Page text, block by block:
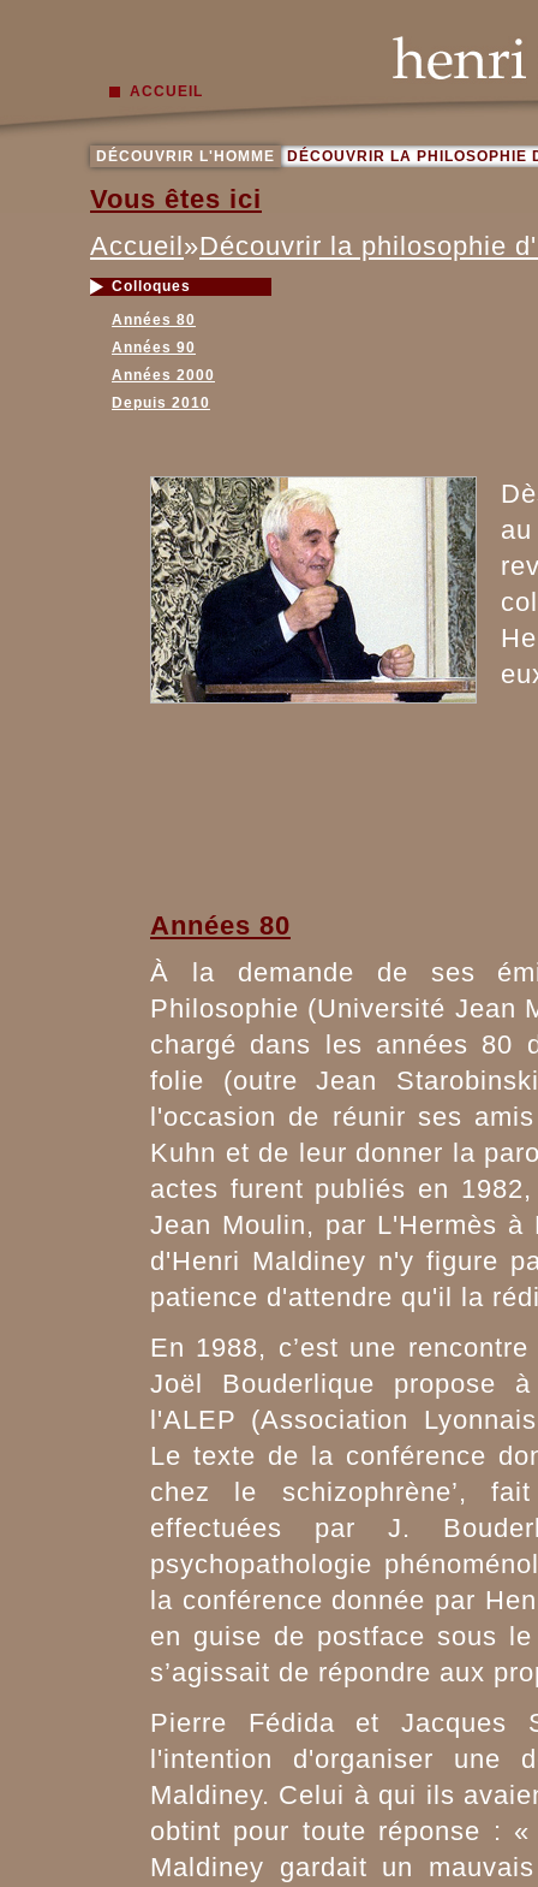
ACCUEIL
DÉCOUVRIR L'HOMME DÉCOUVRIR LA PHILOSOPHIE
Vous êtes ici
Accueil»Découvrir la philosophie
Colloques
Années 80
Années 90
Années 2000
Depuis 2010
Années 80
À la demande de ses
Philosophie (Université Jean
chargé dans les années 80
folie (outre Jean
l'occasion de réunir ses
Kuhn et de leur donner la
actes furent publiés en
Jean Moulin, par L'Hermès
d'Henri Maldiney n'y figure
patience d'attendre qu'il la
En 1988, c’est une
Joël Bouderlique propose
l'ALEP (Association
Le texte de la conférence
chez le schizophrène’,
effectuées par J.
psychopathologie
la conférence donnée par
en guise de postface sous
s’agissait de répondre aux
Pierre Fédida et Jacques
l'intention d'organiser une
Maldiney. Celui à qui ils
obtint pour toute réponse :
Maldiney gardait un